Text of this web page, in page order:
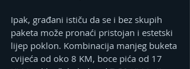
Ipak, građani ističu da se i bez skupih
paketa može pronaći pristojan i estetski
lijep poklon. Kombinacija manjeg buketa
cvijeća od oko 8 KM, boce pića od 17